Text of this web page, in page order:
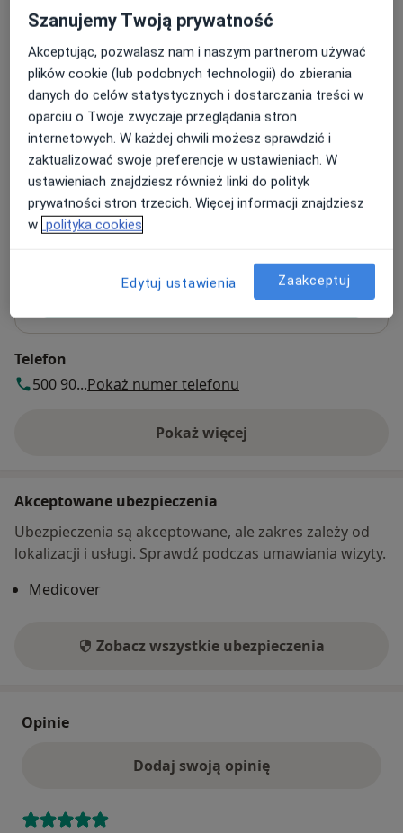
Adresy (5)
Adres 1 Adres 2 Adres 3 Adres 4
Centrum Medicover Gdynia Górskiego
Kazimierza Górskiego 3, Działki Leśne, 81-304
Gdynia
Dostępność
Pokaż kalendarz
Telefon
500 90...Pokaż numer telefonu
Pokaż więcej
o adresie
Akceptowane ubezpieczenia
Ubezpieczenia są akceptowane, ale zakres zależy od
lokalizacji i usługi. Sprawdź podczas umawiania wizyty.
Medicover
Zobacz wszystkie ubezpieczenia
Opinie
Dodaj swoją opinię
Szanujemy Twoją prywatność
Akceptując, pozwalasz nam i naszym partnerom używać
plików cookie (lub podobnych technologii) do zbierania
danych do celów statystycznych i dostarczania treści w
oparciu o Twoje zwyczaje przeglądania stron
internetowych. W każdej chwili możesz sprawdzić i
zaktualizować swoje preferencje w ustawieniach. W
ustawieniach znajdziesz również linki do polityk
prywatności stron trzecich. Więcej informacji znajdziesz
w polityka cookies
Edytuj ustawienia Zaakceptuj